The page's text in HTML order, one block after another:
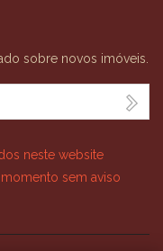
sobre novos imóveis.
neste website
sem aviso